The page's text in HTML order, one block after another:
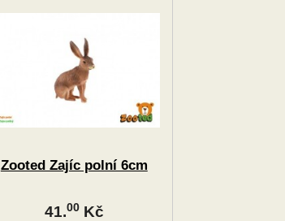
Zooted Zajíc polní 6cm
41.00Kč